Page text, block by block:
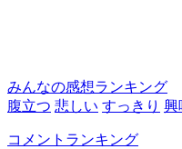
みんなの感想ランキング
腹立つ 悲しい すっきり 興
コメントランキング